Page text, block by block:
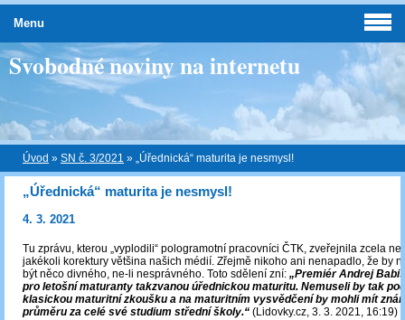
Svobodné noviny na internetu
Úvod » SN č. 3/2021 » „Úřednická“ maturita je nesmysl!
„Úřednická“ maturita je nesmysl!
4. 3. 2021
Tu zprávu, kterou „vyplodili“ pologramotní pracovníci ČTK, zveřejnila zcela
jakékoli korektury většina našich médií. Zřejmě nikoho ani nenapadlo, že by
být něco divného, ne-li nesprávného. Toto sdělení zní: „Premiér Andrej
pro letošní maturanty takzvanou úřednickou maturitu. Nemuseli by tak
klasickou maturitní zkoušku a na maturitním vysvědčení by mohli mít
průměru za celé své studium střední školy.“ (Lidovky.cz, 3. 3. 2021, 16:19)
Menu